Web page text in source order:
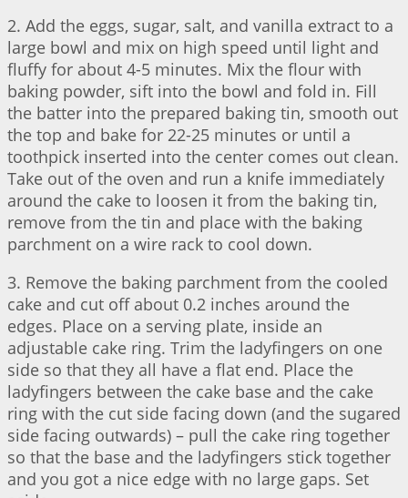
2. Add the eggs, sugar, salt, and vanilla extract to a
large bowl and mix on high speed until light and
fluffy for about 4-5 minutes. Mix the flour with
baking powder, sift into the bowl and fold in. Fill
the batter into the prepared baking tin, smooth out
the top and bake for 22-25 minutes or until a
toothpick inserted into the center comes out clean.
Take out of the oven and run a knife immediately
around the cake to loosen it from the baking tin,
remove from the tin and place with the baking
parchment on a wire rack to cool down.
3. Remove the baking parchment from the cooled
cake and cut off about 0.2 inches around the
edges. Place on a serving plate, inside an
adjustable cake ring. Trim the ladyfingers on one
side so that they all have a flat end. Place the
ladyfingers between the cake base and the cake
ring with the cut side facing down (and the sugared
side facing outwards) – pull the cake ring together
so that the base and the ladyfingers stick together
and you got a nice edge with no large gaps. Set